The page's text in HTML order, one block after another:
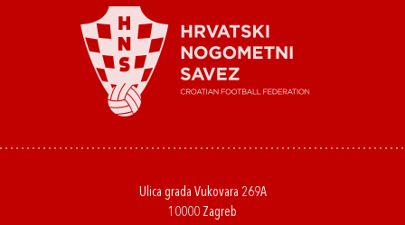
Ulica grada Vukovara 269A
10000 Zagreb